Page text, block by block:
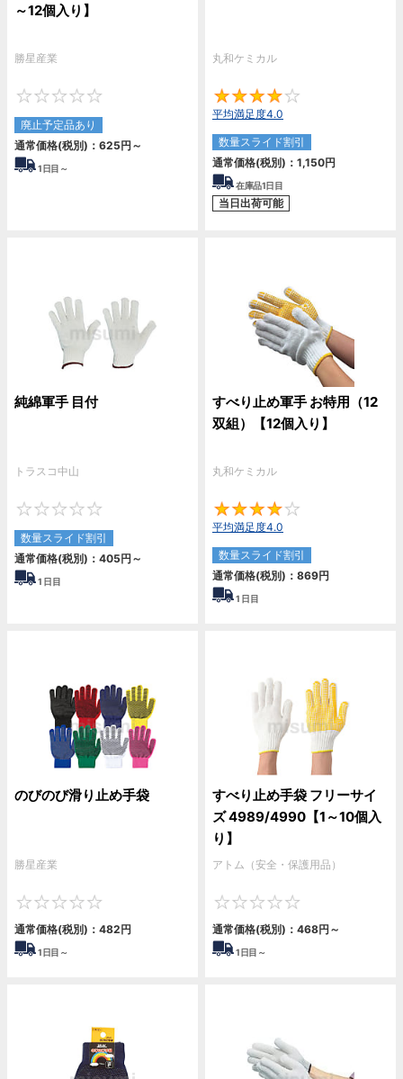
～12個入り】
勝星産業
廃止予定品あり
通常価格(税別)： 625円 ～
1日目～
丸和ケミカル
平均満足度4.0
数量スライド割引
通常価格(税別)： 1,150円
在庫品1日目
当日出荷可能
純綿軍手 目付
トラスコ中山
数量スライド割引
通常価格(税別)： 405円 ～
1 日目
すべり止め軍手 お特用（12
双組）【12個入り】
丸和ケミカル
平均満足度4.0
数量スライド割引
通常価格(税別)： 869円
1 日目
のびのび滑り止め手袋
勝星産業
通常価格(税別)： 482円
1日目～
すべり止め手袋 フリーサイ
ズ 4989/4990【1～10個入
り】
アトム（安全・保護用品）
通常価格(税別)： 468円 ～
1日目～